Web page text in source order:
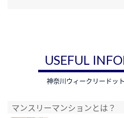
USEFUL
神奈川ウィークリードッ
マンスリーマンションとは？